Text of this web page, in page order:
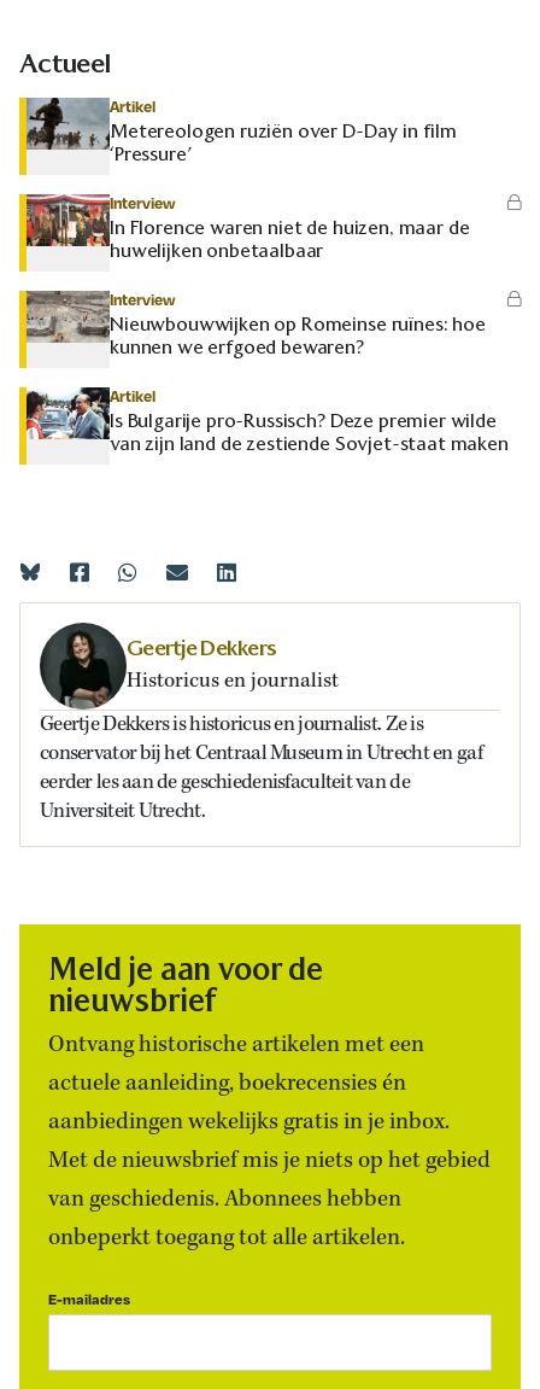
Actueel
Artikel
Metereologen ruziën over D-Day in film
‘Pressure’
Interview
In Florence waren niet de huizen, maar de
huwelijken onbetaalbaar
Interview
Nieuwbouwwijken op Romeinse ruïnes: hoe
kunnen we erfgoed bewaren?
Artikel
Is Bulgarije pro-Russisch? Deze premier wilde
van zijn land de zestiende Sovjet-staat maken
Geertje Dekkers
Historicus en journalist
Geertje Dekkers is historicus en journalist. Ze is
conservator bij het Centraal Museum in Utrecht en gaf
eerder les aan de geschiedenisfaculteit van de
Universiteit Utrecht.
Meld je aan voor de
nieuwsbrief
Ontvang historische artikelen met een
actuele aanleiding, boekrecensies én
aanbiedingen wekelijks gratis in je inbox.
Met de nieuwsbrief mis je niets op het gebied
van geschiedenis. Abonnees hebben
onbeperkt toegang tot alle artikelen.
E-mailadres